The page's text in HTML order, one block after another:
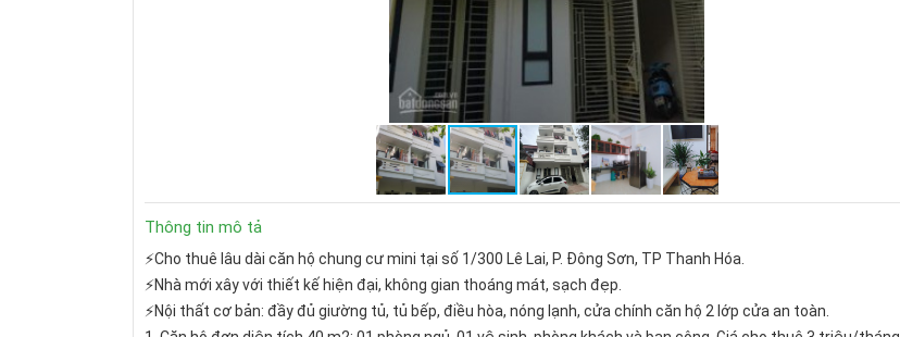
Thông tin mô tả
⚡Cho thuê lâu dài căn hộ chung cư mini tại số 1/300 Lê Lai, P. Đông Sơn, TP Thanh Hóa.
⚡Nhà mới xây với thiết kế hiện đại, không gian thoáng mát, sạch đẹp.
⚡Nội thất cơ bản: đầy đủ giường tủ, tủ bếp, điều hòa, nóng lạnh, cửa chính căn hộ 2 lớp cửa an toàn.